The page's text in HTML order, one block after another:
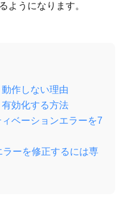
ようになります。
作しない理由
効化する方法
ベーションエラーを7
ーを修正するには専